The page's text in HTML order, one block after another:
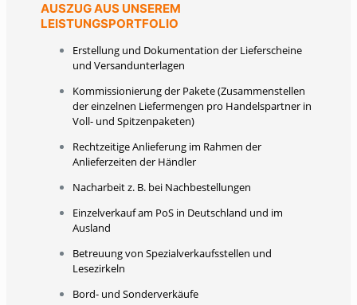
AUSZUG AUS UNSEREM
LEISTUNGSPORTFOLIO
Erstellung und Dokumentation der Lieferscheine
und Versandunterlagen
Kommissionierung der Pakete (Zusammenstellen
der einzelnen Liefermengen pro Handelspartner in
Voll- und Spitzenpaketen)
Rechtzeitige Anlieferung im Rahmen der
Anlieferzeiten der Händler
Nacharbeit z. B. bei Nachbestellungen
Einzelverkauf am PoS in Deutschland und im
Ausland
Betreuung von Spezialverkaufsstellen und
Lesezirkeln
Bord- und Sonderverkäufe